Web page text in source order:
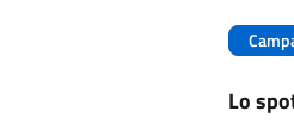
Lo